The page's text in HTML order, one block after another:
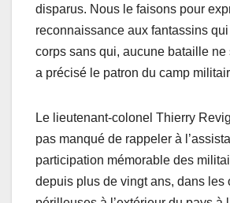
disparus. Nous le faisons pour
reconnaissance aux fantassins
corps sans qui, aucune bataille ne
a précisé le patron du camp
Le lieutenant-colonel Thierry
pas manqué de rappeler à
participation mémorable des
depuis plus de vingt ans, dans les